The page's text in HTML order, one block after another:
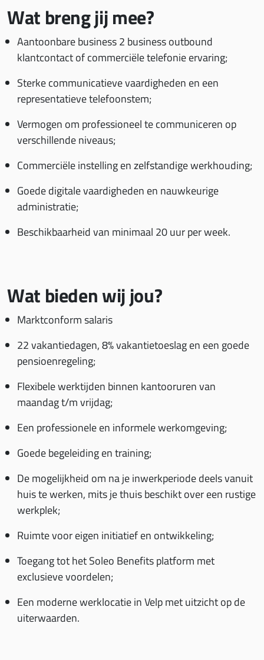
Wat breng jij mee?
Aantoonbare business 2 business outbound
klantcontact of commerciële telefonie ervaring;
Sterke communicatieve vaardigheden en een
representatieve telefoonstem;
Vermogen om professioneel te communiceren op
verschillende niveaus;
Commerciële instelling en zelfstandige werkhouding;
Goede digitale vaardigheden en nauwkeurige
administratie;
Beschikbaarheid van minimaal 20 uur per week.
Wat bieden wij jou?
Marktconform salaris
22 vakantiedagen, 8% vakantietoeslag en een goede
pensioenregeling;
Flexibele werktijden binnen kantooruren van
maandag t/m vrijdag;
Een professionele en informele werkomgeving;
Goede begeleiding en training;
De mogelijkheid om na je inwerkperiode deels vanuit
huis te werken, mits je thuis beschikt over een rustige
werkplek;
Ruimte voor eigen initiatief en ontwikkeling;
Toegang tot het Soleo Benefits platform met
exclusieve voordelen;
Een moderne werklocatie in Velp met uitzicht op de
uiterwaarden.